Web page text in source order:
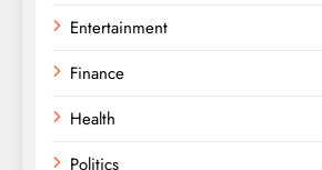
Entertainment
Finance
Health
Politics